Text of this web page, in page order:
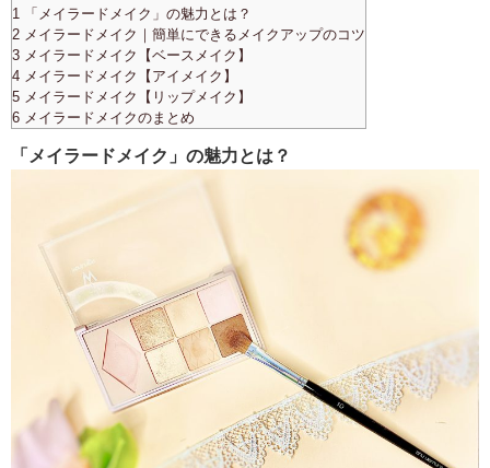
1 「メイラードメイク」の魅力とは？
2 メイラードメイク｜簡単にできるメイクアップのコツ
3 メイラードメイク【ベースメイク】
4 メイラードメイク【アイメイク】
5 メイラードメイク【リップメイク】
6 メイラードメイクのまとめ
「メイラードメイク」の魅力とは？